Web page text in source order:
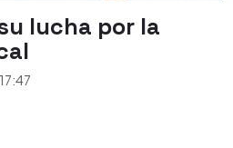
lucha por la
17:47